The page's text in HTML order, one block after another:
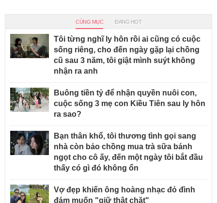
CÙNG MỤC ĐANG HOT
Tôi từng nghĩ ly hôn rồi ai cũng có cuộc
sống riêng, cho đến ngày gặp lại chồng
cũ sau 3 năm, tôi giật mình suýt không
nhận ra anh
Buông tiền tỷ để nhận quyền nuôi con,
cuộc sống 3 mẹ con Kiều Tiên sau ly hôn
ra sao?
Bạn thân khổ, tôi thương tình gọi sang
nhà còn bảo chồng mua trà sữa bánh
ngọt cho cô ấy, đến một ngày tôi bắt đầu
thấy có gì đó không ổn
Vợ đẹp khiến ông hoàng nhạc đỏ đình
đám muốn "giữ thật chặt"